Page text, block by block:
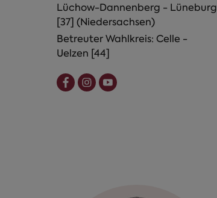
Lüchow-Dannenberg - Lüneburg
[37] (Niedersachsen)
Betreuter Wahlkreis: Celle -
Uelzen [44]